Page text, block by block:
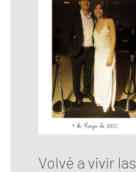
Volvé a vivir las